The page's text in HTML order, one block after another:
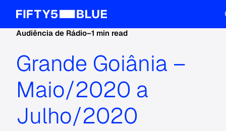
Audiência de Rádio–1 min read
Grande Goiânia –
Maio/2020 a
Julho/2020